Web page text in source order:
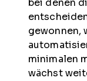
bei denen
gewonnen,
minimalen
wächst